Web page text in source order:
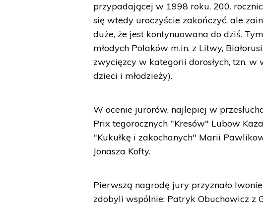
przypadającej w 1998 roku, 200.
się wtedy uroczyście zakończyć, ale
duże, że jest kontynuowana do dziś.
młodych Polaków m.in. z Litwy,
zwycięzcy w kategorii dorosłych, tzn.
dzieci i młodzieży).
W ocenie jurorów, najlepiej w
Prix tegorocznych "Kresów" Lubow
"Kukułkę i zakochanych" Marii
Jonasza Kofty.
Pierwszą nagrodę jury przyznało
zdobyli wspólnie: Patryk Obuchowicz z